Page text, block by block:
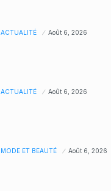
ACTUALITÉ Août 6, 2026
ACTUALITÉ Août 6, 2026
MODE ET BEAUTÉ Août 6, 2026